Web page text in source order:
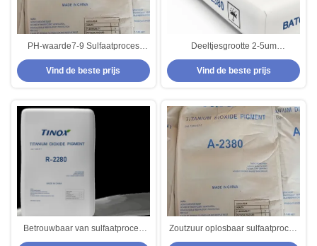
PH-waarde7-9 Sulfaatproces
Titaniumdioxide met 0,3%
wateroplosbaar materiaal
Vind de beste prijs
Deeltjesgrootte 2-5um
Sulfaatproces Titaniumdioxide
Stof oplosbaar in azijnzuur 0,3%
Vind de beste prijs
Betrouwbaar van sulfaatproces
Titaniumdioxide met 0,3%
Zoutzuur oplosbaar sulfaatproces
Titaniumdioxide 100-105%